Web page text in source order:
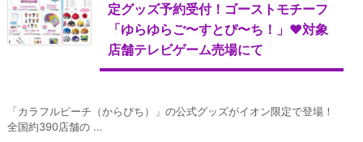
定グッズ予約受付！ゴーストモチーフ
「ゆらゆらご〜すとぴ〜ち！」♥対象
店舗テレビゲーム売場にて
「カラフルピーチ（からぴち）」の公式グッズがイオン限定で登場！
全国約390店舗の ...